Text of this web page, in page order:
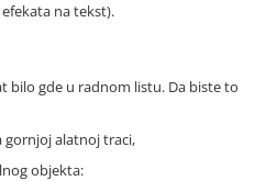
na tekst).
bilo gde u radnom listu. Da biste to
gornjoj alatnoj traci,
objekta: